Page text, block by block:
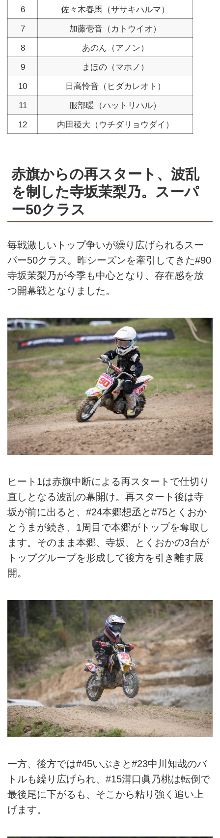
6
佐々木春馬（ササキハルマ）
7
加藤壱音（カトウイオ）
8
あのん（アノン）
9
まほの（マホノ）
10
日高怜音（ヒダカレオト）
11
服部暖（ハットリハル）
12
内田稜大（ウチダリョウダイ）
赤旗からの再スタート、波乱
を制した寺坂茉梨乃。スーパ
ー50クラス
毎戦激しいトップ争いが繰り広げられるスー
パー50クラス。昨シーズンを牽引してきた#90
寺坂茉梨乃が今季も中心となり、存在感を放
つ開幕戦となりました。
ヒート1は赤旗中断による再スタートで仕切り
直しとなる波乱の幕開け。再スタート後は寺
坂が前に出ると、#24本郷想丞と#75とくおか
とうまが続き、1周目で本郷がトップを奪取し
ます。そのまま本郷、寺坂、とくおかの3台が
トップグループを形成して後方を引き離す展
開。
一方、後方では#45いぶきと#23中川知哉のバ
トルも繰り広げられ、#15溝口眞乃桃は転倒で
最後尾に下がるも、そこから粘り強く追い上
げます。